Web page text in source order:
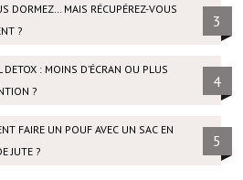
DORMEZ… MAIS RÉCUPÉREZ-VOUS
?
3
DETOX : MOINS D’ÉCRAN OU PLUS
?
4
FAIRE UN POUF AVEC UN SAC EN
JUTE ?
5